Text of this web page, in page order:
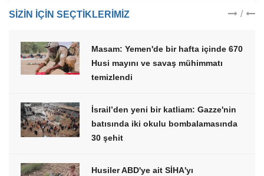
SIZIN IÇIN SEÇTIKLERIMIZ /
Masam: Yemen'de bir hafta içinde 670
Husi mayını ve savaş mühimmatı
temizlendi
İsrail’den yeni bir katliam: Gazze'nin
batısında iki okulu bombalamasında
30 şehit
Husiler ABD'ye ait SİHA'yı